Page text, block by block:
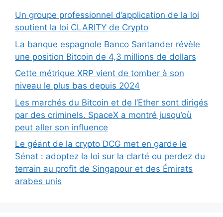
Un groupe professionnel d’application de la loi
soutient la loi CLARITY de Crypto
La banque espagnole Banco Santander révèle
une position Bitcoin de 4,3 millions de dollars
Cette métrique XRP vient de tomber à son
niveau le plus bas depuis 2024
Les marchés du Bitcoin et de l’Ether sont dirigés
par des criminels. SpaceX a montré jusqu’où
peut aller son influence
Le géant de la crypto DCG met en garde le
Sénat : adoptez la loi sur la clarté ou perdez du
terrain au profit de Singapour et des Émirats
arabes unis